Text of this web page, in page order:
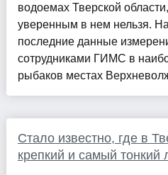
водоемах Тверской
уверенным в нем нельзя.
последние данные
сотрудниками ГИМС в
рыбаков местах
Стало известно, где в
крепкий и самый тонкий